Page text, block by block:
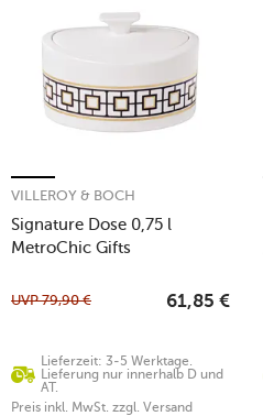
Signature Dose 0,75 l
MetroChic Gifts
VILLEROY & BOCH
Lieferzeit: 3-5 Werktage.
Lieferung nur innerhalb D und
AT.
UVP79,90 € 61,85 €
Preis inkl. MwSt. zzgl. Versand